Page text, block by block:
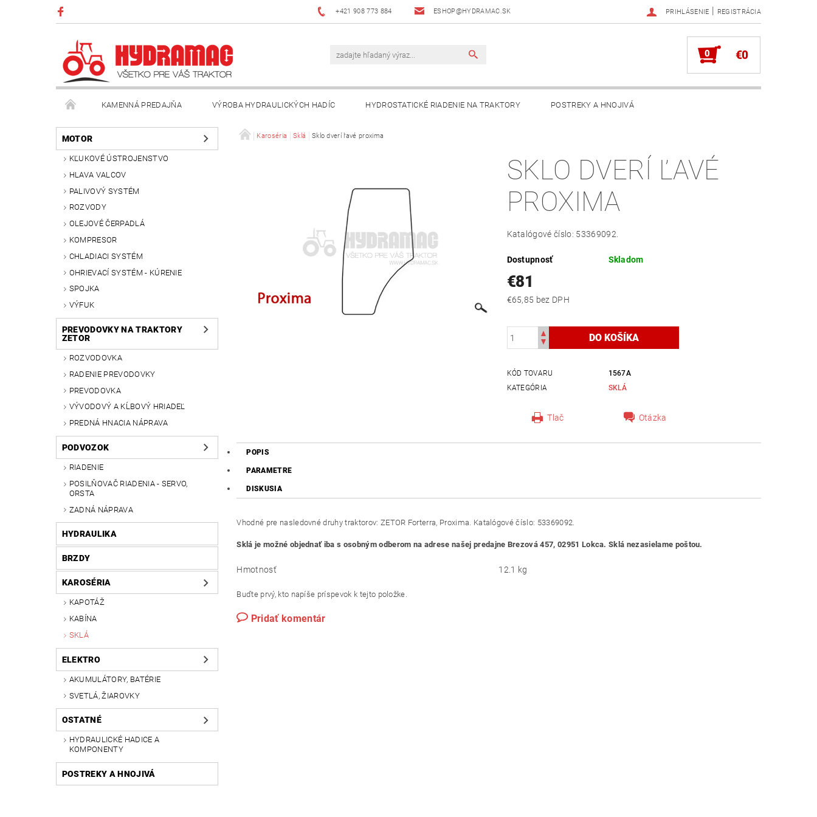
+421 908 773 884 ESHOP@HYDRAMAC.SK PRIHLÁSENIE | REGISTRÁCIA
0 €0
KAMENNÁ PREDAJŇA VÝROBA HYDRAULICKÝCH HADÍC HYDROSTATICKÉ RIADENIE NA TRAKTORY POSTREKY A HNOJIVÁ
VŠEOBECNÉ OBCHODNÉ PODMIENKY KONTAKT AKO NAKUPOVAŤ?
MOTOR
KĽUKOVÉ ÚSTROJENSTVO
HLAVA VALCOV
PALIVOVÝ SYSTÉM
ROZVODY
OLEJOVÉ ČERPADLÁ
KOMPRESOR
CHLADIACI SYSTÉM
OHRIEVACÍ SYSTÉM - KÚRENIE
SPOJKA
VÝFUK
PREVODOVKY NA TRAKTORY
ZETOR
ROZVODOVKA
RADENIE PREVODOVKY
PREVODOVKA
VÝVODOVÝ A KĹBOVÝ HRIADEĽ
PREDNÁ HNACIA NÁPRAVA
PODVOZOK
RIADENIE
POSILŇOVAČ RIADENIA - SERVO,
ORSTA
ZADNÁ NÁPRAVA
HYDRAULIKA
BRZDY
KAROSÉRIA
KAPOTÁŽ
KABÍNA
SKLÁ
ELEKTRO
AKUMULÁTORY, BATÉRIE
SVETLÁ, ŽIAROVKY
OSTATNÉ
HYDRAULICKÉ HADICE A
KOMPONENTY
POSTREKY A HNOJIVÁ
Karoséria Sklá Sklo dverí ľavé proxima
SKLO DVERÍ ĽAVÉ
PROXIMA
Katalógové číslo: 53369092.
Dostupnosť Skladom
€81
€65,85 bez DPH
KÓD TOVARU
1567A
KATEGÓRIA
SKLÁ
Tlač Otázka
POPIS
PARAMETRE
DISKUSIA
Vhodné pre nasledovné druhy traktorov: ZETOR Forterra, Proxima. Katalógové číslo: 53369092.
Sklá je možné objednať iba s osobným odberom na adrese našej predajne Brezová 457, 02951 Lokca. Sklá nezasielame poštou.
Hmotnosť 12.1 kg
Buďte prvý, kto napíše príspevok k tejto položke.
Pridať komentár